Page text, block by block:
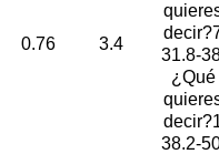
0.76 3.4
31.8-
¿Qué
38.2-